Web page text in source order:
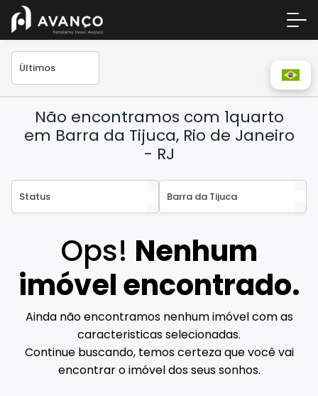
Área
Não encontramos com 1quarto
em Barra da Tijuca, Rio de Janeiro
- RJ
Ops! Nenhum
imóvel encontrado.
Ainda não encontramos nenhum imóvel com as
caracteristicas selecionadas.
Continue buscando, temos certeza que você vai
encontrar o imóvel dos seus sonhos.